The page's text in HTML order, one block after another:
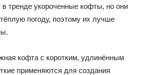
в тренде укороченные кофты, но они
погоду, поэтому их лучше
кофта с коротким, удлинённым
применяются для создания